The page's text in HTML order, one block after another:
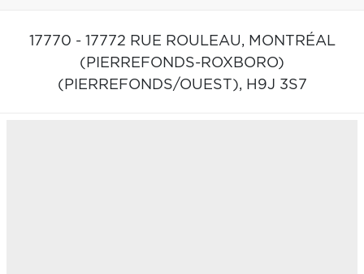
17770 - 17772 RUE ROULEAU, MONTRÉAL
(PIERREFONDS-ROXBORO)
(PIERREFONDS/OUEST), H9J 3S7